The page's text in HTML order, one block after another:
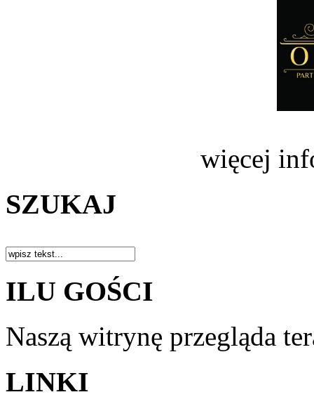
więcej
SZUKAJ
ILU GOŚCI
Naszą witrynę przegląda
LINKI